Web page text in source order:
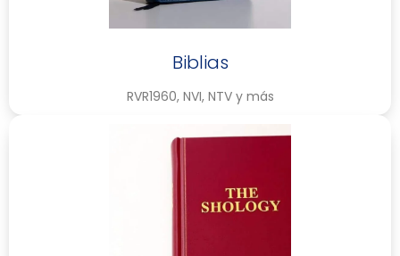
Biblias
RVR1960, NVI, NTV y más